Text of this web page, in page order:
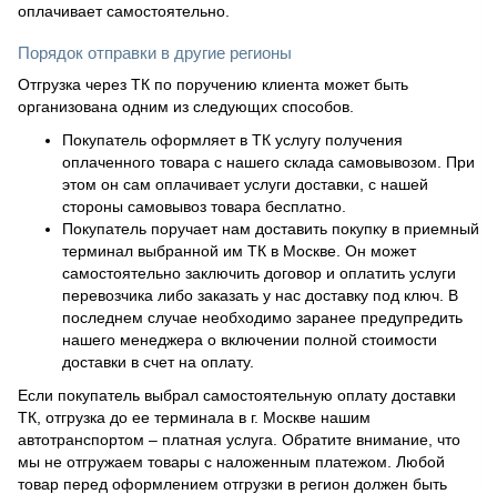
оплачивает самостоятельно.
Порядок отправки в другие регионы
Отгрузка через ТК по поручению клиента может быть
организована одним из следующих способов.
Покупатель оформляет в ТК услугу получения
оплаченного товара с нашего склада самовывозом. При
этом он сам оплачивает услуги доставки, с нашей
стороны самовывоз товара бесплатно.
Покупатель поручает нам доставить покупку в приемный
терминал выбранной им ТК в Москве. Он может
самостоятельно заключить договор и оплатить услуги
перевозчика либо заказать у нас доставку под ключ. В
последнем случае необходимо заранее предупредить
нашего менеджера о включении полной стоимости
доставки в счет на оплату.
Если покупатель выбрал самостоятельную оплату доставки
ТК, отгрузка до ее терминала в г. Москве нашим
автотранспортом – платная услуга. Обратите внимание, что
мы не отгружаем товары с наложенным платежом. Любой
товар перед оформлением отгрузки в регион должен быть